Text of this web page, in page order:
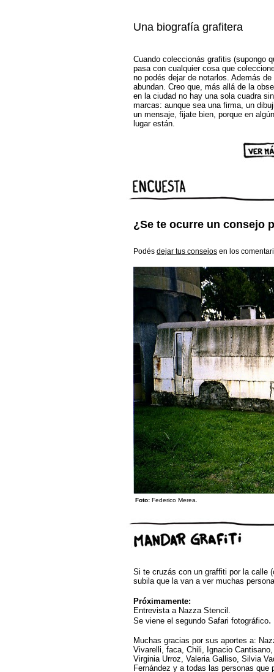
Una biografía grafitera
Cuando coleccionás grafitis (supongo
pasa con cualquier cosa que
no podés dejar de notarlos. Además de
abundan. Creo que, más allá de la
en la ciudad no hay una sola cuadra sin
marcas: aunque sea una firma, un
un mensaje, fijate bien, porque en algún
lugar están.
¿Se te ocurre un consejo
Podés dejar tus consejos en los
Foto: Federico Merea.
Si te cruzás con un graffiti por la calle
subila que la van a ver muchas
Próximamente:
Entrevista a Nazza Stencil.
Se viene el segundo Safari fotográfico.
Muchas gracias por sus aportes a:
Vivarelli, faca, Chili, Ignacio
Virginia Urroz, Valeria Galliso, Silvia
Fernández y a todas las personas